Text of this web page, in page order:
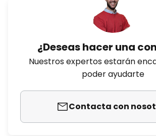
¿Deseas hacer una
Nuestros expertos estarán
poder ayudarte
Contacta con